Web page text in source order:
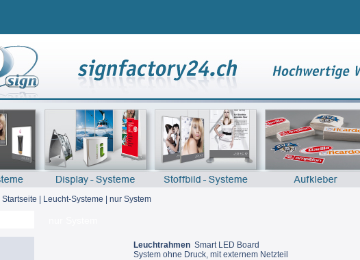
Startseite Leucht-Systeme nur System
Leuchtrahmen Smart LED Board
System ohne Druck, mit externem Netzteil